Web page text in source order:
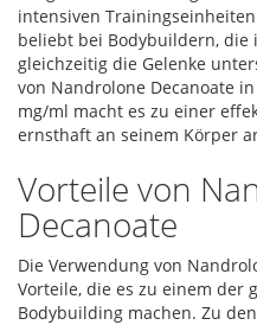
intensiven
beliebt bei Bodybuildern, die
gleichzeitig die Gelenke
von Nandrolone Decanoate
mg/ml macht es zu einer
ernsthaft an seinem Körper
Vorteile von
Decanoate
Die Verwendung von
Vorteile, die es zu einem der
Bodybuilding machen. Zu